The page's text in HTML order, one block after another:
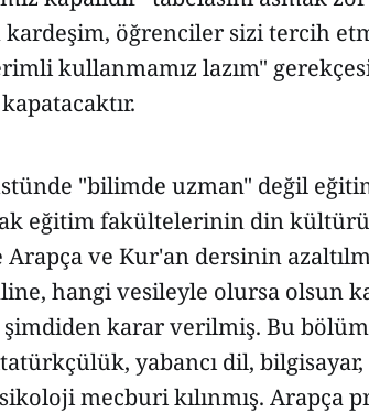
kardeşim, öğrenciler sizi tercih
kullanmamız lazım"
"bilimde uzman" değil
eğitim fakültelerinin din
ve Kur'an dersinin
hangi vesileyle olursa olsun
karar verilmiş. Bu
yabancı dil, bilgisayar,
mecburi kılınmış. Arapça